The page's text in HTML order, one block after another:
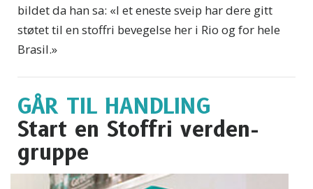
bildet da han sa: «I et eneste sveip har dere gitt
støtet til en stoffri bevegelse her i Rio og for hele
Brasil.»
GÅR TIL HANDLING
Start en Stoffri verden-
gruppe